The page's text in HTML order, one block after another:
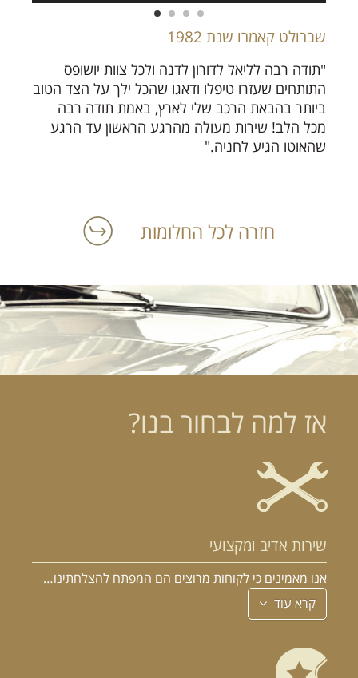
שברולט קאמרו שנת 1982
"תודה רבה לליאל לדורון לדנה ולכל צוות יושופס
התותחים שעזרו טיפלו ודאגו שהכל ילך על הצד הטוב
ביותר בהבאת הרכב שלי לארץ, באמת תודה רבה
מכל הלב! שירות מעולה מהרגע הראשון עד הרגע
שהאוטו הגיע לחניה."
חזרה לכל החלומות
אז למה לבחור בנו?
שירות אדיב ומקצועי
אנו מאמינים כי לקוחות מרוצים הם המפתח להצלחתינו…
קרא עוד